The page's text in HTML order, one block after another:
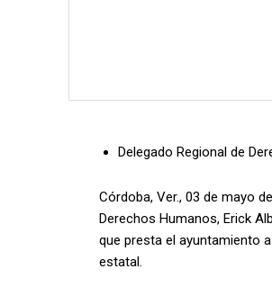
Delegado Regional de
Córdoba, Ver., 03 de mayo
Derechos Humanos, Erick
que presta el ayuntamiento
estatal.